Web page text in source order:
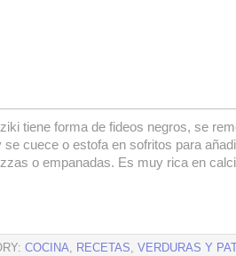
tiene forma de fideos negros, se
se cuece o estofa en sofritos para
o empanadas. Es muy rica en
COCINA, RECETAS, VERDURAS Y